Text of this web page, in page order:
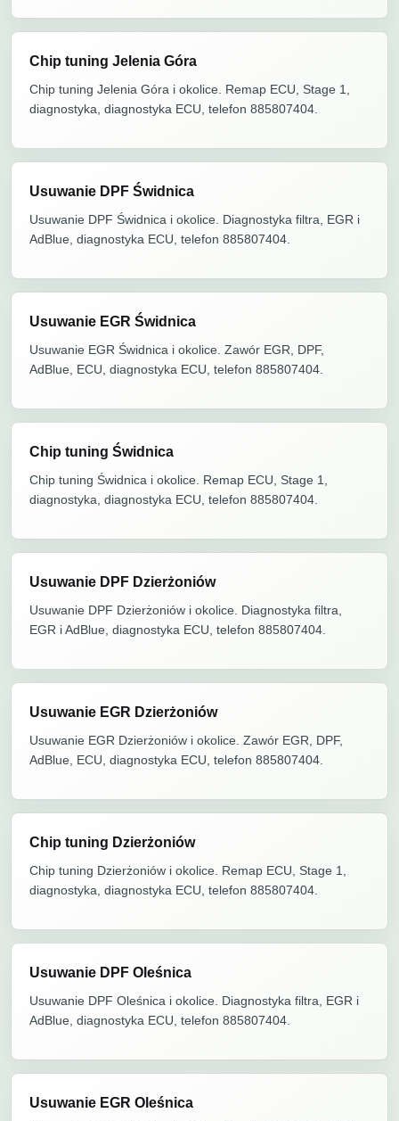
Chip tuning Jelenia Góra
Chip tuning Jelenia Góra i okolice. Remap ECU, Stage 1,
diagnostyka, diagnostyka ECU, telefon 885807404.
Usuwanie DPF Świdnica
Usuwanie DPF Świdnica i okolice. Diagnostyka filtra, EGR i
AdBlue, diagnostyka ECU, telefon 885807404.
Usuwanie EGR Świdnica
Usuwanie EGR Świdnica i okolice. Zawór EGR, DPF,
AdBlue, ECU, diagnostyka ECU, telefon 885807404.
Chip tuning Świdnica
Chip tuning Świdnica i okolice. Remap ECU, Stage 1,
diagnostyka, diagnostyka ECU, telefon 885807404.
Usuwanie DPF Dzierżoniów
Usuwanie DPF Dzierżoniów i okolice. Diagnostyka filtra,
EGR i AdBlue, diagnostyka ECU, telefon 885807404.
Usuwanie EGR Dzierżoniów
Usuwanie EGR Dzierżoniów i okolice. Zawór EGR, DPF,
AdBlue, ECU, diagnostyka ECU, telefon 885807404.
Chip tuning Dzierżoniów
Chip tuning Dzierżoniów i okolice. Remap ECU, Stage 1,
diagnostyka, diagnostyka ECU, telefon 885807404.
Usuwanie DPF Oleśnica
Usuwanie DPF Oleśnica i okolice. Diagnostyka filtra, EGR i
AdBlue, diagnostyka ECU, telefon 885807404.
Usuwanie EGR Oleśnica